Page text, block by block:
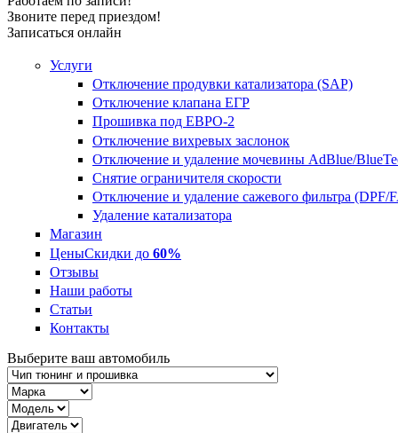
Звоните перед приездом!
Записаться онлайн
Услуги
Отключение продувки катализатора (SAP)
Отключение клапана ЕГР
Прошивка под ЕВРО-2
Отключение вихревых заслонок
Отключение и удаление мочевины AdBlue/
Снятие ограничителя скорости
Отключение и удаление сажевого фильтра (DPF/
Удаление катализатора
Магазин
ЦеныСкидки до 60%
Отзывы
Наши работы
Статьи
Контакты
Выберите ваш автомобиль